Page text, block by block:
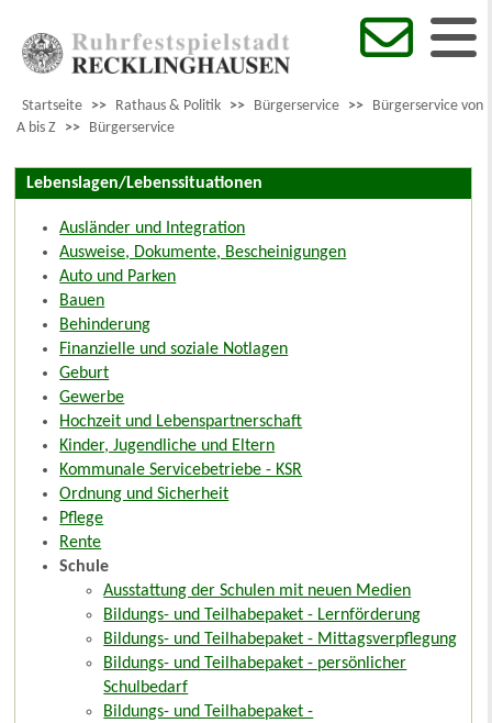
Startseite >> Rathaus & Politik >> Bürgerservice >> Bürgerservice von
A bis Z >> Bürgerservice
Lebenslagen/Lebenssituationen
Ausländer und Integration
Ausweise, Dokumente, Bescheinigungen
Auto und Parken
Bauen
Behinderung
Finanzielle und soziale Notlagen
Geburt
Gewerbe
Hochzeit und Lebenspartnerschaft
Kinder, Jugendliche und Eltern
Kommunale Servicebetriebe - KSR
Ordnung und Sicherheit
Pflege
Rente
Schule
Ausstattung der Schulen mit neuen Medien
Bildungs- und Teilhabepaket - Lernförderung
Bildungs- und Teilhabepaket - Mittagsverpflegung
Bildungs- und Teilhabepaket - persönlicher
Schulbedarf
Bildungs- und Teilhabepaket -